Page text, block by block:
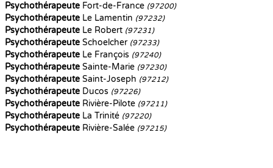
Psychothérapeute Fort-de-France (97200)
Psychothérapeute Le Lamentin (97232)
Psychothérapeute Le Robert (97231)
Psychothérapeute Schoelcher (97233)
Psychothérapeute Le François (97240)
Psychothérapeute Sainte-Marie (97230)
Psychothérapeute Saint-Joseph (97212)
Psychothérapeute Ducos (97226)
Psychothérapeute Rivière-Pilote (97211)
Psychothérapeute La Trinité (97220)
Psychothérapeute Rivière-Salée (97215)